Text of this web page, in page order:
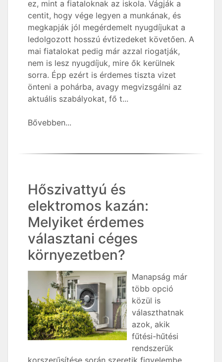
ez, mint a fiataloknak az iskola. Vágják a
centit, hogy vége legyen a munkának, és
megkapják jól megérdemelt nyugdíjukat a
ledolgozott hosszú évtizedeket követően. A
mai fiatalokat pedig már azzal riogatják,
nem is lesz nyugdíjuk, mire ők kerülnek
sorra. Épp ezért is érdemes tiszta vizet
önteni a pohárba, avagy megvizsgálni az
aktuális szabályokat, fő t...
Bővebben...
Hőszivattyú és
elektromos kazán:
Melyiket érdemes
választani céges
környezetben?
Manapság már
több opció
közül is
választhatnak
azok, akik
fűtési-hűtési
rendszerük
korszerűsítése során szeretik figyelembe